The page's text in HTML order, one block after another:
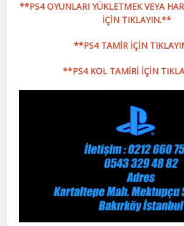
**PS4 OYUNLARI YÜKLETMEK VEYA
İÇİN TIKLAYIN.**
**PS4 TAMİR İÇİN
**PS4 KOL TAMİRİ İÇİN